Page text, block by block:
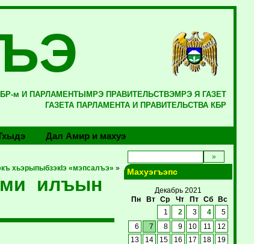
м И ПАРЛАМЕНТЫМРЭ ПРАВИТЕЛЬСТВЭМРЭ Я ГАЗЕТ
ГАЗЕТА ПАРЛАМЕНТА И ПРАВИТЕЛЬСТВА КБР
Дал Амир и махуэ
хьэрыпыбзэкIэ «мэпсалъэ» »
илъын
Махуэгъэпс
Декабрь 2021
Пн
Вт Ср Чт Пт Сб Вс
1 2 3 4
5
6
7 8 9 10 11
12
13
14 15 16 17 18
19